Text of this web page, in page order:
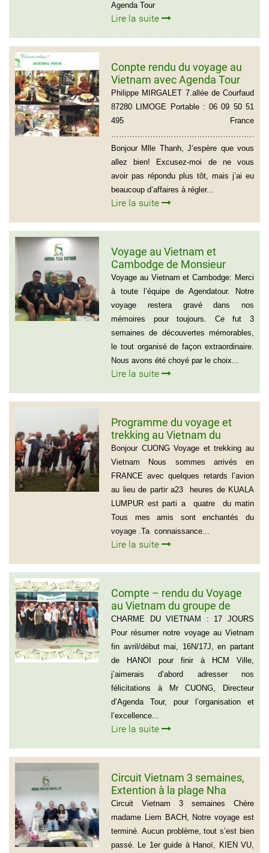
Agenda Tour
Lire la suite
Conpte rendu du voyage au
Vietnam avec Agenda Tour
du groupe de Mr Philippe
MIRGALET (15 personnes)
Philippe MIRGALET 7.allée de Courfaud
87280 LIMOGE Portable : 06 09 50 51
495 France
Bonjour Mlle Thanh, J’espère que vous
allez bien! Excusez-moi de ne vous
avoir pas répondu plus tôt, mais j’ai eu
beaucoup d’affaires à régler...
Lire la suite
Voyage au Vietnam et
Cambodge de Monsieur
Sylvain Forest
Voyage au Vietnam et Cambodge: Merci
à toute l’équipe de Agendatour. Notre
voyage restera gravé dans nos
mémoires pour toujours. Ce fut 3
semaines de découvertes mémorables,
le tout organisé de façon extraordinaire.
Nous avons été choyé par le choix...
Lire la suite
Programme du voyage et
trekking au Vietnam du
groupe d’amis de Mr Louis
COURTESOLLE (14
personnes)
Bonjour CUONG Voyage et trekking au
Vietnam Nous sommes arrivés en
FRANCE avec quelques retards l’avion
au lieu de partir a23 heures de KUALA
LUMPUR est parti a quatre du matin
Tous mes amis sont enchantés du
voyage .Ta connaissance...
Lire la suite
Compte – rendu du Voyage
au Vietnam du groupe de
Madame ANNA BOVO
(Groupe de 21 personnes) –
Français
CHARME DU VIETNAM : 17 JOURS
Pour résumer notre voyage au Vietnam
fin avril/début mai, 16N/17J, en partant
de HANOI pour finir à HCM Ville,
j’aimerais d’abord adresser nos
félicitations à Mr CUONG, Directeur
d’Agenda Tour, pour l’organisation et
l’excellence...
Lire la suite
Circuit Vietnam 3 semaines,
Extention à la plage Nha
Trang, Groupe de Mr Jean-
Pierre KERLING Téléphone en
France: 06 13 01 66 06
Circuit Vietnam 3 semaines Chère
madame Liem BACH, Notre voyage est
terminé. Aucun problème, tout s’est bien
passé. Le 1er guide à Hanoï, KIEN VU,